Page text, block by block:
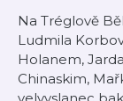
Na Tréglově
Ludmila
Holanem,
Chinaskim,